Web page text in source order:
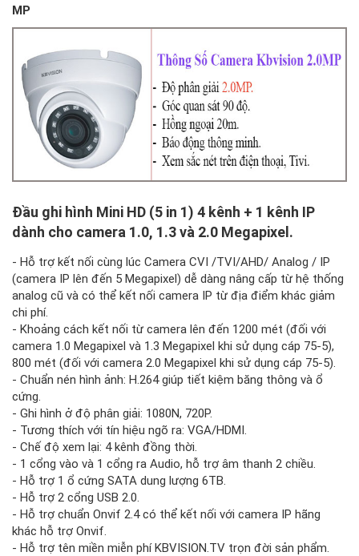
MP
Đầu ghi hình Mini HD (5 in 1) 4 kênh + 1 kênh IP
dành cho camera 1.0, 1.3 và 2.0 Megapixel.
- Hỗ trợ kết nối cùng lúc Camera CVI /TVI/AHD/ Analog / IP
(camera IP lên đến 5 Megapixel) dễ dàng nâng cấp từ hệ thống
analog cũ và có thể kết nối camera IP từ địa điểm khác giảm
chi phí.
- Khoảng cách kết nối từ camera lên đến 1200 mét (đối với
camera 1.0 Megapixel và 1.3 Megapixel khi sử dụng cáp 75-5),
800 mét (đối với camera 2.0 Megapixel khi sử dụng cáp 75-5).
- Chuẩn nén hình ảnh: H.264 giúp tiết kiệm băng thông và ổ
cứng.
- Ghi hình ở độ phân giải: 1080N, 720P.
- Tương thích với tín hiệu ngõ ra: VGA/HDMI.
- Chế độ xem lại: 4 kênh đồng thời.
- 1 cổng vào và 1 cổng ra Audio, hỗ trợ âm thanh 2 chiều.
- Hỗ trợ 1 ổ cứng SATA dung lượng 6TB.
- Hỗ trợ 2 cổng USB 2.0.
- Hỗ trợ chuẩn Onvif 2.4 có thể kết nối với camera IP hãng
khác hỗ trợ Onvif.
- Hỗ trợ tên miền miễn phí KBVISION.TV trọn đời sản phẩm.